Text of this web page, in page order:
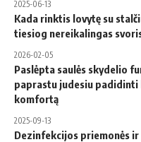
2025-06-13
Kada rinktis lovytę su
tiesiog nereikalingas
2026-02-05
Paslėpta saulės skydelio
paprastu judesiu padidinti
komfortą
2025-09-13
Dezinfekcijos priemonės ir